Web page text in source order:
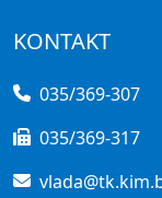
KONTAKT
035/369-307
035/369-317